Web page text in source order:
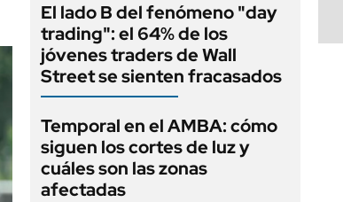
El lado B del fenómeno "day
trading": el 64% de los
jóvenes traders de Wall
Street se sienten fracasados
Temporal en el AMBA: cómo
siguen los cortes de luz y
cuáles son las zonas
afectadas